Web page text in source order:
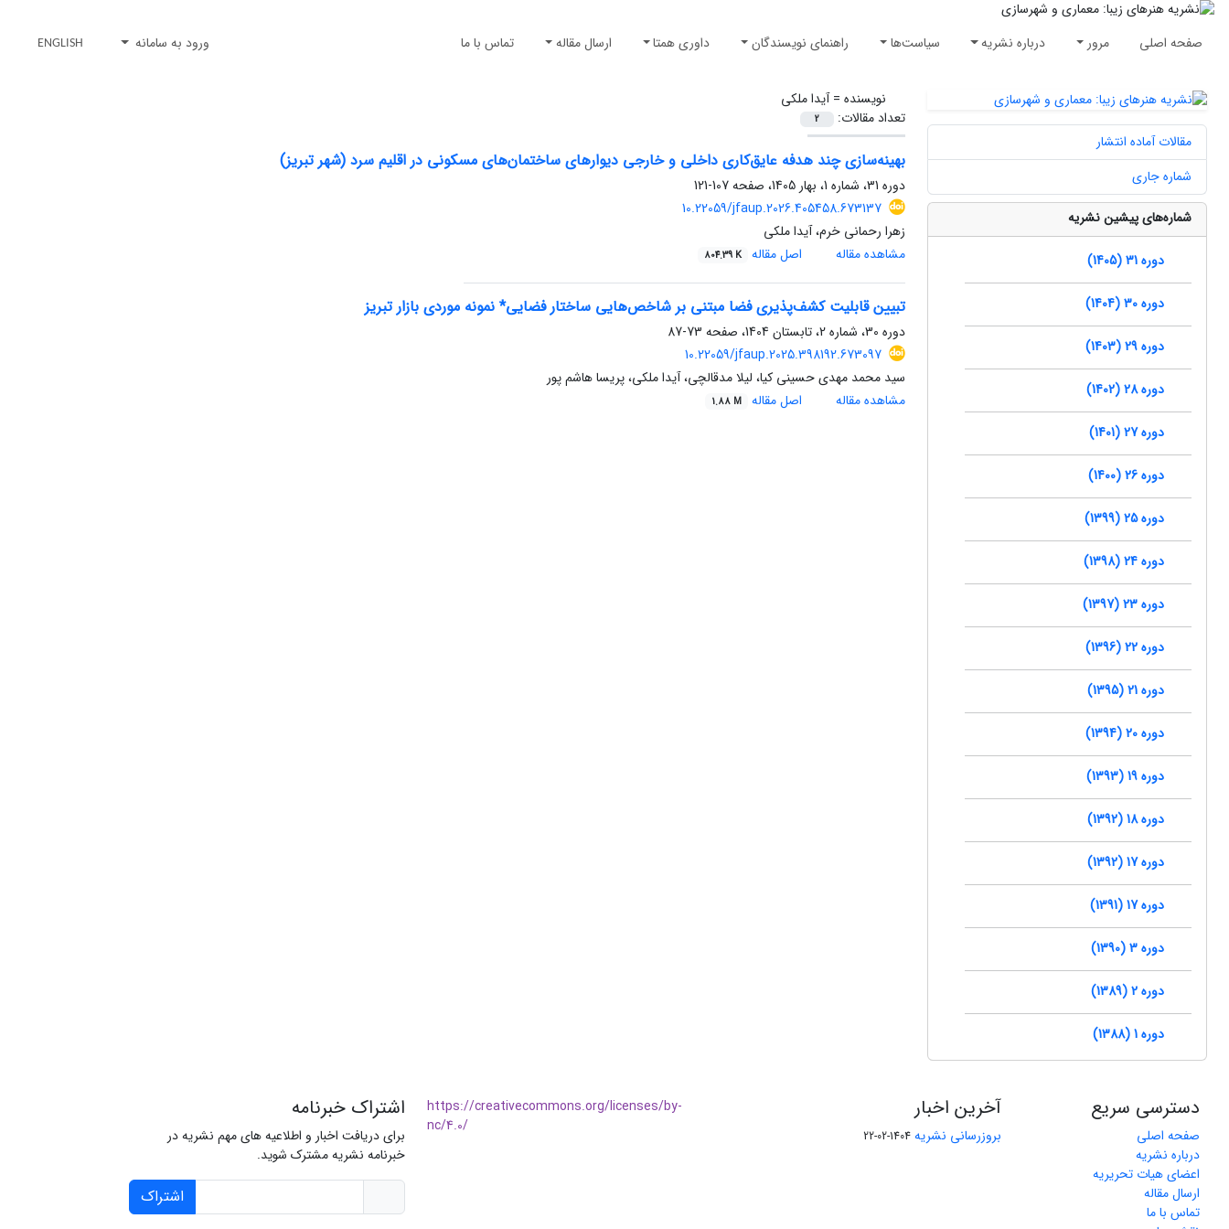
صفحه اصلی مرور درباره نشریه سیاست‌ها راهنمای نویسندگان داوری همتا ارسال مقاله تماس با ما ورود به سامانه ENGLISH
نویسنده =آیدا ملکی
تعداد مقالات:
2
بهینه‌سازی چند هدفه عایق‌کاری داخلی و خارجی دیوارهای ساختمان‌های مسکونی در اقلیم سرد (شهر تبریز)
دوره 31، شماره 1، بهار 1405، صفحه
107-121
10.22059/jfaup.2026.405458.673137
زهرا رحمانی خرم، آیدا ملکی
مشاهده مقاله
اصل مقاله 804.39 K
تبیین قابلیت کشف‌پذیری فضا مبتنی بر شاخص‌هایی ساختار فضایی* نمونه موردی بازار تبریز
دوره 30، شماره 2، تابستان 1404، صفحه
73-87
10.22059/jfaup.2025.398192.673097
سید محمد مهدی حسینی کیا، لیلا مدقالچی، آیدا ملکی، پریسا هاشم پور
مشاهده مقاله
اصل مقاله 1.88 M
مقالات آماده انتشار
شماره جاری
شماره‌های پیشین نشریه
دوره 31 (1405)
دوره 30 (1404)
دوره 29 (1403)
دوره 28 (1402)
دوره 27 (1401)
دوره 26 (1400)
دوره 25 (1399)
دوره 24 (1398)
دوره 23 (1397)
دوره 22 (1396)
دوره 21 (1395)
دوره 20 (1394)
دوره 19 (1393)
دوره 18 (1392)
دوره 17 (1392)
دوره 17 (1391)
دوره 3 (1390)
دوره 2 (1389)
دوره 1 (1388)
دسترسی سریع
صفحه اصلی
درباره نشریه
اعضای هیات تحریریه
ارسال مقاله
تماس با ما
آخرین اخبار
بروزرسانی نشریه 1404-02-22
https://creativecommons.org/licenses/by-
nc/4.0/
اشتراک خبرنامه
برای دریافت اخبار و اطلاعیه های مهم نشریه در
خبرنامه نشریه مشترک شوید.
اشتراک